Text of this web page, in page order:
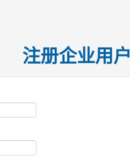
注册企业用户